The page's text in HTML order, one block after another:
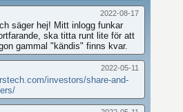
2022-08-17
säger hej! Mitt inlogg funkar
ska titta runt lite för att
gammal "kändis" finns kvar.
2022-05-11
investors/share-and-